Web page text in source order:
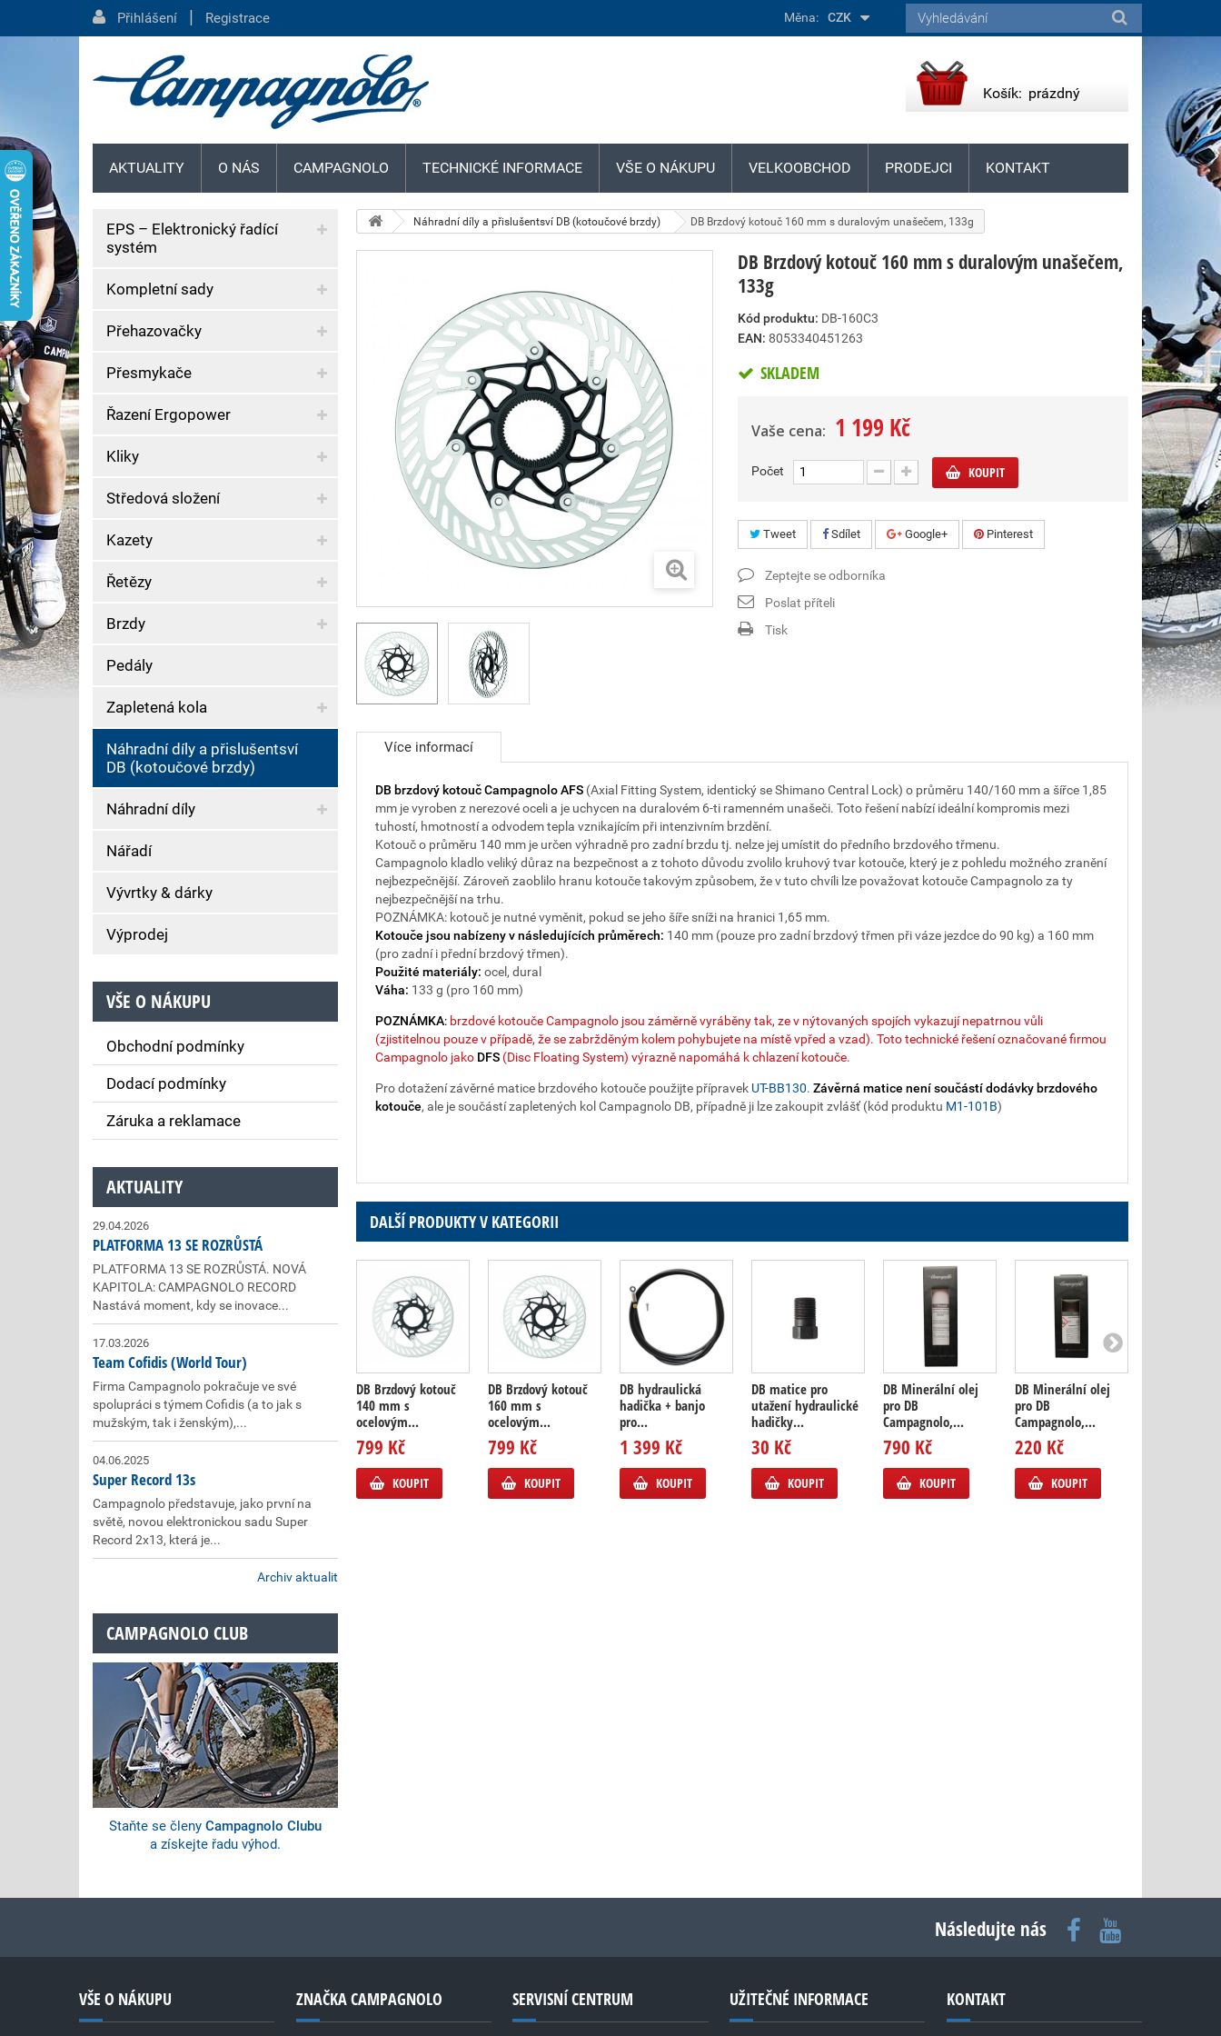
Náhradní díly a přislušentsví DB (kotoučové brzdy) DB Brzdový kotouč 160 mm s duralovým unašečem, 133g
DB Brzdový kotouč 160 mm s duralovým unašečem,
133g
Kód produktu: DB-160C3
EAN: 8053340451263
SKLADEM
Vaše cena: 1 199 Kč
Počet KOUPIT
Tweet Sdílet Google+ Pinterest
Zeptejte se odborníka
Poslat příteli
Tisk
Více informací
DB brzdový kotouč Campagnolo AFS (Axial Fitting System, identický se Shimano Central Lock) o průměru 140/160 mm a šířce 1,85
mm je vyroben z nerezové oceli a je uchycen na duralovém 6-ti ramenném unašeči. Toto řešení nabízí ideální kompromis mezi
tuhostí, hmotností a odvodem tepla vznikajícím při intenzivním brzdění.
Kotouč o průměru 140 mm je určen výhradně pro zadní brzdu tj. nelze jej umístit do předního brzdového třmenu.
Campagnolo kladlo veliký důraz na bezpečnost a z tohoto důvodu zvolilo kruhový tvar kotouče, který je z pohledu možného zranění
nejbezpečnější. Zároveň zaoblilo hranu kotouče takovým způsobem, že v tuto chvíli lze považovat kotouče Campagnolo za ty
nejbezpečnější na trhu.
POZNÁMKA: kotouč je nutné vyměnit, pokud se jeho šíře sníži na hranici 1,65 mm.
Kotouče jsou nabízeny v následujících průměrech: 140 mm (pouze pro zadní brzdový třmen při váze jezdce do 90 kg) a 160 mm
(pro zadní i přední brzdový třmen).
Použité materiály: ocel, dural
Váha: 133 g (pro 160 mm)
POZNÁMKA: brzdové kotouče Campagnolo jsou záměrně vyráběny tak, ze v nýtovaných spojích vykazují nepatrnou vůli
(zjistitelnou pouze v případě, že se zabržděným kolem pohybujete na místě vpřed a vzad). Toto technické řešení označované firmou
Campagnolo jako DFS (Disc Floating System) výrazně napomáhá k chlazení kotouče.
Pro dotažení závěrné matice brzdového kotouče použijte přípravek UT-BB130. Závěrná matice není součástí dodávky brzdového
kotouče, ale je součástí zapletených kol Campagnolo DB, případně ji lze zakoupit zvlášť (kód produktu M1-101B)
DALŠÍ PRODUKTY V KATEGORII
DB Brzdový kotouč
140 mm s
ocelovým...
799 Kč
KOUPIT
DB Brzdový kotouč
160 mm s
ocelovým...
799 Kč
KOUPIT
DB hydraulická
hadička + banjo
pro...
1 399 Kč
KOUPIT
DB matice pro
utažení hydraulické
hadičky...
30 Kč
KOUPIT
DB Minerální olej
pro DB
Campagnolo,...
790 Kč
KOUPIT
DB Minerální olej
pro DB
Campagnolo,...
220 Kč
KOUPIT
EPS – Elektronický řadící
systém
Kompletní sady
Přehazovačky
Přesmykače
Řazení Ergopower
Kliky
Středová složení
Kazety
Řetězy
Brzdy
Pedály
Zapletená kola
Náhradní díly a přislušentsví
DB (kotoučové brzdy)
Náhradní díly
Nářadí
Vývrtky & dárky
Výprodej
VŠE O NÁKUPU
Obchodní podmínky
Dodací podmínky
Záruka a reklamace
AKTUALITY
29.04.2026
PLATFORMA 13 SE ROZRŮSTÁ
PLATFORMA 13 SE ROZRŮSTÁ. NOVÁ
KAPITOLA: CAMPAGNOLO RECORD
Nastává moment, kdy se inovace...
17.03.2026
Team Cofidis (World Tour)
Firma Campagnolo pokračuje ve své
spolupráci s týmem Cofidis (a to jak s
mužským, tak i ženským),...
04.06.2025
Super Record 13s
Campagnolo představuje, jako první na
světě, novou elektronickou sadu Super
Record 2x13, která je...
Archiv aktualit
CAMPAGNOLO CLUB
Staňte se členy Campagnolo Clubu
a získejte řadu výhod.
Přihlášení | Registrace Měna: CZK
Košík: prázdný
AKTUALITY O NÁS CAMPAGNOLO TECHNICKÉ INFORMACE VŠE O NÁKUPU VELKOOBCHOD PRODEJCI KONTAKT
Následujte nás
VŠE O NÁKUPU ZNAČKA CAMPAGNOLO SERVISNÍ CENTRUM UŽITEČNÉ INFORMACE KONTAKT